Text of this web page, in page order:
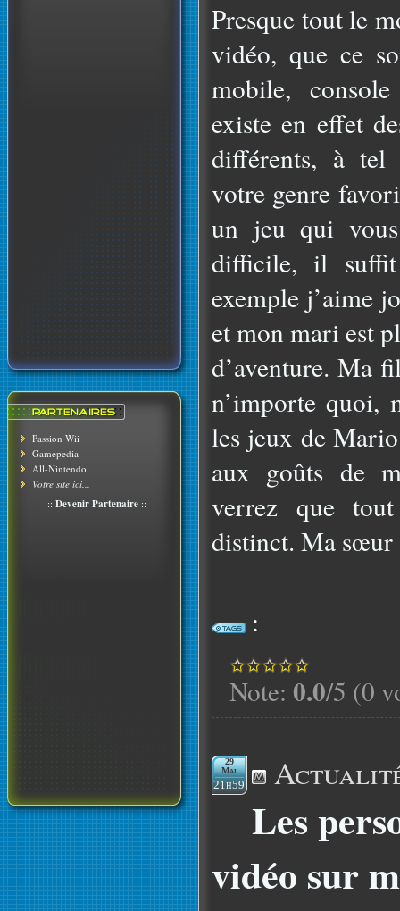
Passion Wii
Gamepedia
All-Nintendo
Votre site ici...
:: Devenir Partenaire ::
Presque tout le
vidéo, que ce
mobile,
existe en effet
différents, à
votre genre
un jeu qui
difficile, il
exemple j’aime
et mon mari est
d’aventure. Ma
n’importe quoi,
les jeux de
aux goûts de
verrez que
distinct. Ma sœur
:
Note: 0.0/5 (0
29
Mai
21h59
Les
vidéo sur